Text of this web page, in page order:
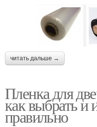
читать дальше →
Пленка для
как выбрать и
правильно